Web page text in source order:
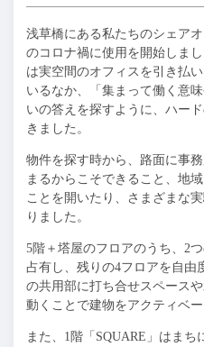
浅草橋にある私たちのシェア
のコロナ禍に使用を開始しま
は実空間のオフィスを引き払
いるなか、「集まって働く意
いの答えを探すように、ハー
きました。
物件を探す時から、路面に事
まるからこそできること、地
ことを開いたり、さまざまな
りました。
5階＋塔屋のフロアのうち、2
占有し、残りの4フロアを自由
の共用部に打ち合せスペース
動くことで建物をアクティベ
また、1階「SQUARE」はま